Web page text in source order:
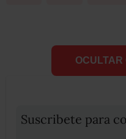
OCULTAR
Suscribete para